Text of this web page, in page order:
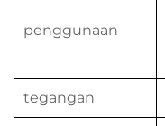
penggunaan
tegangan